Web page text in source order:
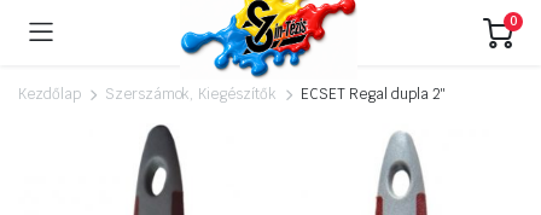
0
Kezdőlap Szerszámok, Kiegészítők ECSET Regal dupla 2″